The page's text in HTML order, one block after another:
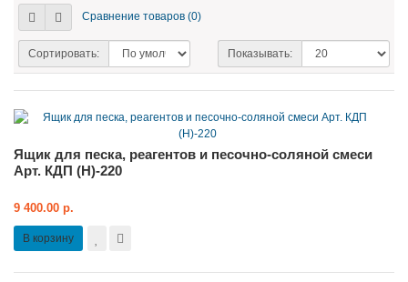
Сравнение товаров (0)
Сортировать: Показывать:
Ящик для песка, реагентов и песочно-соляной смеси
Арт. КДП (Н)-220
9 400.00 р.
В корзину